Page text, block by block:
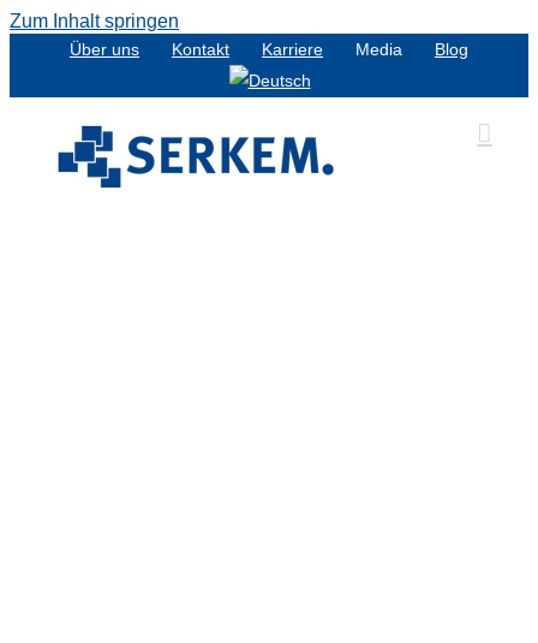
Zum Inhalt springen
Über uns Kontakt Karriere Media Blog